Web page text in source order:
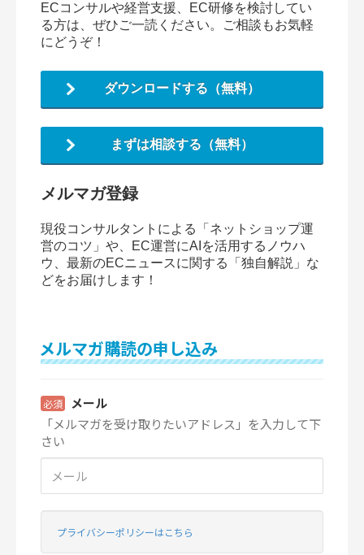
ECコンサルや経営支援、EC研修を検討してい
る方は、ぜひご一読ください。ご相談もお気軽
にどうぞ！
ダウンロードする（無料）
まずは相談する（無料）
メルマガ登録
現役コンサルタントによる「ネットショップ運
営のコツ」や、EC運営にAIを活用するノウハ
ウ、最新のECニュースに関する「独自解説」な
どをお届けします！